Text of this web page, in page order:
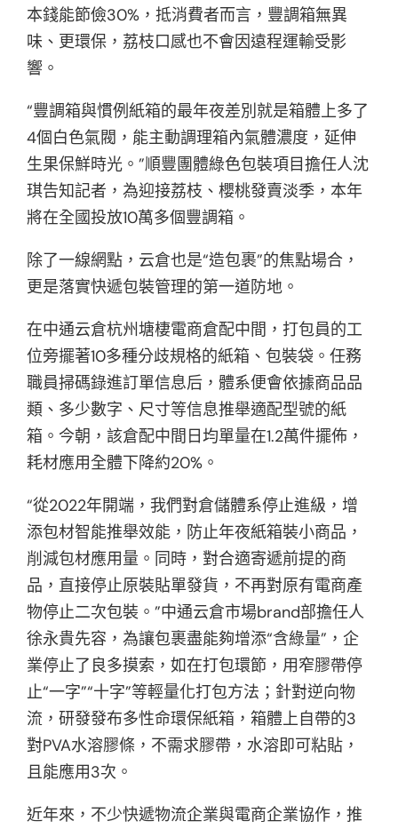
本錢能節儉30%，抵消費者而言，豐調箱無異
味、更環保，荔枝口感也不會因遠程運輸受影
響。
“豐調箱與慣例紙箱的最年夜差別就是箱體上多了
4個白色氣閥，能主動調理箱內氣體濃度，延伸
生果保鮮時光。”順豐團體綠色包裝項目擔任人沈
琪告知記者，為迎接荔枝、櫻桃發賣淡季，本年
將在全國投放10萬多個豐調箱。
除了一線網點，云倉也是“造包裹”的焦點場合，
更是落實快遞包裝管理的第一道防地。
在中通云倉杭州塘棲電商倉配中間，打包員的工
位旁擺著10多種分歧規格的紙箱、包裝袋。任務
職員掃碼錄進訂單信息后，體系便會依據商品品
類、多少數字、尺寸等信息推舉適配型號的紙
箱。今朝，該倉配中間日均單量在1.2萬件擺佈，
耗材應用全體下降約20%。
“從2022年開端，我們對倉儲體系停止進級，增
添包材智能推舉效能，防止年夜紙箱裝小商品，
削減包材應用量。同時，對合適寄遞前提的商
品，直接停止原裝貼單發貨，不再對原有電商產
物停止二次包裝。”中通云倉市場brand部擔任人
徐永貴先容，為讓包裹盡能夠增添“含綠量”，企
業停止了良多摸索，如在打包環節，用窄膠帶停
止“一字”“十字”等輕量化打包方法；針對逆向物
流，研發發布多性命環保紙箱，箱體上自帶的3
對PVA水溶膠條，不需求膠帶，水溶即可粘貼，
且能應用3次。
近年來，不少快遞物流企業與電商企業協作，推